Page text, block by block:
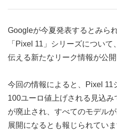
Googleが今夏発表するとみら
「Pixel 11」シリーズについ
伝える新たなリーク情報が公開
今回の情報によると、Pixel 11
100ユーロ値上げされる見込
が廃止され、すべてのモデル
展開になるとも報じられていま